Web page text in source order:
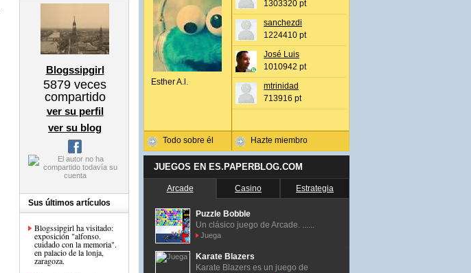
Blogssipgirl
5879 veces
compartido
ver su perfil
ver su blog
Sus últimos artículos
Blogssipgirl ha visitado:
exposición "alfonso.
cuidado con la memoria".
en palacio de la lonja,
zaragoza.
Esther A.l.
Todo sobre él
1303320 pt
sanchezdi
1224410 pt
José Luis
1010942 pt
mtrinidad
713916 pt
Hazte miembro
JUEGOS EN ES.PAPERBLOG.COM
Arcade Casino Estrategia
Puzzle Bobble
Un clásico juego de Arcade. ......
Juega
Karate Blazers
Karate Blazers es un juego de